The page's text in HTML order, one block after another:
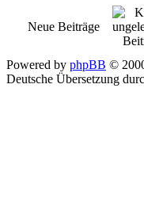
Neue Beiträge
Powered by phpBB ©
Deutsche Übersetzung